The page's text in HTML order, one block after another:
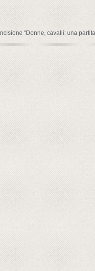
“Donne, cavalli: una